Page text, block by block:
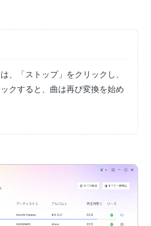
、「ストップ」をクリックし、
クすると、曲は再び変換を始め